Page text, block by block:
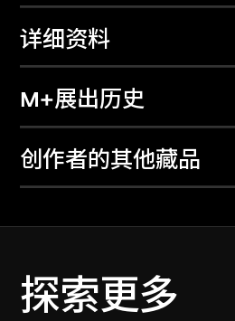
详细资料
M+展出历史
创作者的其他藏品
探索更多